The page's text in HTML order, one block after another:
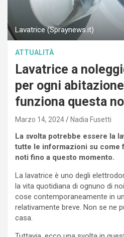
Lavatrice (Spraynews.it)
ATTUALITÀ
Lavatrice a
per ogni
funziona questa
Marzo 14, 2024 Nadia Fusetti
La svolta potrebbe essere la
tutte le informazioni su come
noti fino a questo momento.
La lavatrice è uno degli
la vita quotidiana di ognuno di
cose contemporaneamente in
relativamente breve. Non se ne
casa.